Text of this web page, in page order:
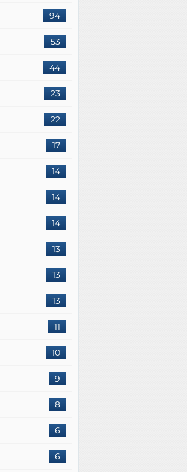
94
53
44
23
22
17
14
14
14
13
13
13
11
10
9
8
6
6